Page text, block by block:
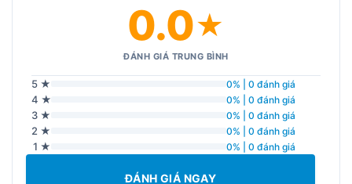
0.0★
ĐÁNH GIÁ TRUNG BÌNH
5 ★ 0% | 0 đánh giá
4 ★ 0% | 0 đánh giá
3 ★ 0% | 0 đánh giá
2 ★ 0% | 0 đánh giá
1 ★ 0% | 0 đánh giá
ĐÁNH GIÁ NGAY